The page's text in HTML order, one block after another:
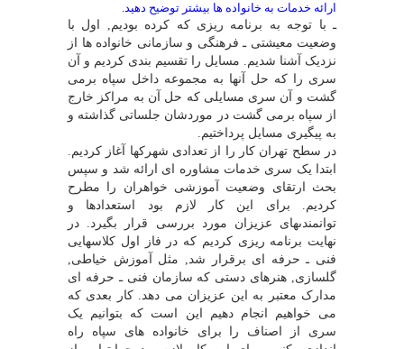
ارائه خدمات به خانواده ها بیشتر توضیح دهید.
ـ با توجه به برنامه ریزى که کرده بودیم, اول با
وضعیت معیشتى ـ فرهنگى و سازمانى خانواده ها از
نزدیک آشنا شدیم. مسایل را تقسیم بندى کردیم و آن
سرى را که حل آنها به مجموعه داخل سپاه برمى
گشت و آن سرى مسایلى که حل آن به مراکز خارج
از سپاه برمى گشت در موردشان جلساتى گذاشته و
به پیگیرى مسایل پرداختیم.
در سطح تهران کار را از تعدادى شهرکها آغاز کردیم.
ابتدا یک سرى خدمات مشاوره اى ارائه شد و سپس
بحث ارتقاى وضعیت آموزشى خواهران را مطرح
کردیم. براى این کار لازم بود استعدادها و
توانمندىهاى عزیزان مورد بررسى قرار بگیرد. در
نهایت برنامه ریزى کردیم که در فاز اول کلاسهایى
فنى ـ حرفه اى برقرار شد, مثل آموزش خیاطى,
گلسازى, هنرهاى دستى که سازمان فنى ـ حرفه اى
مدارک معتبر به این عزیزان مى دهد. کار بعدى که
مى خواهیم انجام دهیم این است که بتوانیم یک
سرى از اصناف را براى خانواده هاى سپاه راه